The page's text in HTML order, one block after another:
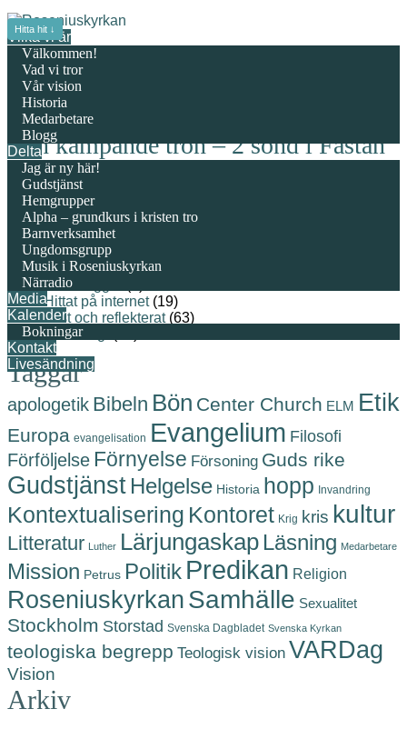
Hitta hit ↓
Vilka vi är
Välkommen!
Vad vi tror
Vår vision
Historia
Medarbetare
Blogg
Delta
Jag är ny här!
Gudstjänst
Hemgrupper
Alpha – grundkurs i kristen tro
Barnverksamhet
Ungdomsgrupp
Musik i Roseniuskyrkan
Närradio
Media
Kalender
Bokningar
Kontakt
Livesändning
Den kämpande tron – 2 sönd i Fastan
Publicerad den
Publicerad i
Kategorier
(Helt vanliga) blogginlägg
Gästbloggar
Hittat på internet(19)
Läst och reflekterat(63)
Personligt
Taggar
apologetik Bibeln Bön Center Church ELM Etik
Europa evangelisation Evangelium Filosofi
Förföljelse Förnyelse Försoning Guds rike
Gudstjänst Helgelse Historia hopp Invandring
Kontextualisering Kontoret Krig kris kultur
Litteratur Luther Lärjungaskap Läsning Medarbetare
Mission Petrus Politik Predikan Religion
RoseniuskyrkanSamhälle Sexualitet
Stockholm Storstad Svenska Dagbladet Svenska Kyrkan
teologiska begrepp Teologisk vision VARDag
Vision
Arkiv